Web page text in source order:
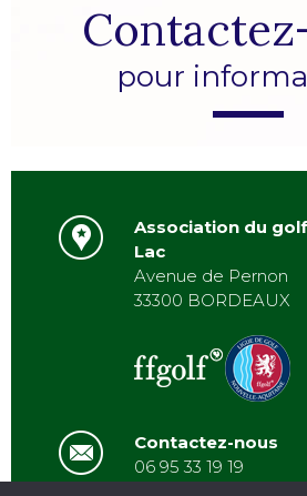
pour
Association du
Lac
Avenue de Pernon
33300 BORDEAUX
Contactez-nous
06 95 33 19 19